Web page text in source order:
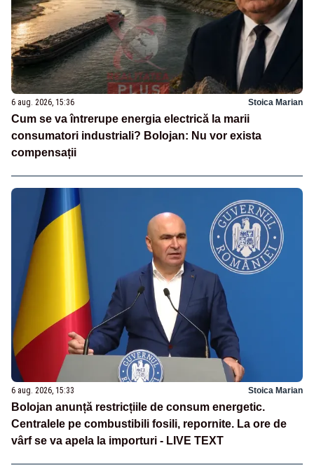
6 aug. 2026, 15:36 Stoica Marian
Cum se va întrerupe energia electrică la marii
consumatori industriali? Bolojan: Nu vor exista
compensații
6 aug. 2026, 15:33 Stoica Marian
Bolojan anunță restricțiile de consum energetic.
Centralele pe combustibili fosili, repornite. La ore de
vârf se va apela la importuri - LIVE TEXT